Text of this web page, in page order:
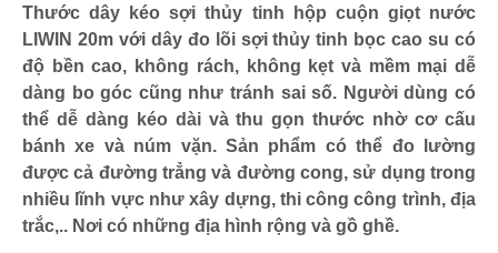
Thước dây kéo sợi thủy tinh hộp cuộn giọt nước
LIWIN 20m với dây đo lõi sợi thủy tinh bọc cao su có
độ bền cao, không rách, không kẹt và mềm mại dễ
dàng bo góc cũng như tránh sai số. Người dùng có
thể dễ dàng kéo dài và thu gọn thước nhờ cơ cấu
bánh xe và núm vặn. Sản phẩm có thể đo lường
được cả đường trẳng và đường cong, sử dụng trong
nhiều lĩnh vực như xây dựng, thi công công trình, địa
trắc,.. Nơi có những địa hình rộng và gồ ghề.